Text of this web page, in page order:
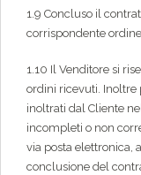
1.9 Concluso il
corrispondente ordine
1.10 Il Venditore si
ordini ricevuti. Inoltre
inoltrati dal Cliente
incompleti o non
via posta elettronica,
conclusione del